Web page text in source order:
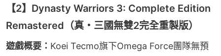
【2】Dynasty Warriors 3: Complete Edition
Remastered（真・三國無雙2完全重製版）
遊戲概要： Koei Tecmo旗下Omega Force團隊無預